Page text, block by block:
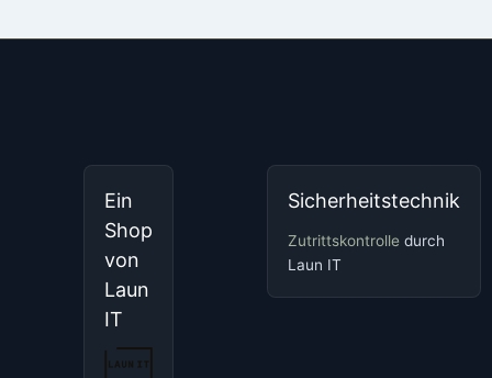
Ein
Shop
von
Laun
IT
Sicherheitstechnik
Zutrittskontrolle durch
Laun IT